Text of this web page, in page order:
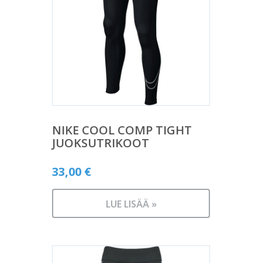
NIKE COOL COMP TIGHT
JUOKSUTRIKOOT
33,00 €
LUE LISÄÄ »